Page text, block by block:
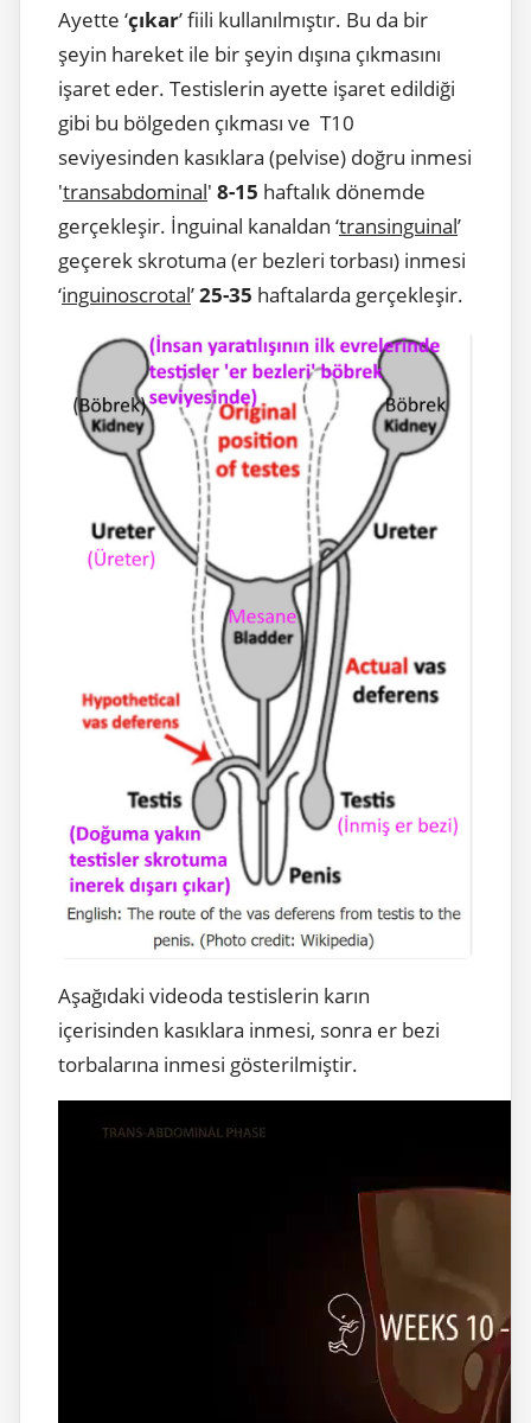
Ayette ‘çıkar’ fiili kullanılmıştır. Bu da bir
şeyin hareket ile bir şeyin dışına çıkmasını
işaret eder. Testislerin ayette işaret edildiği
gibi bu bölgeden çıkması ve T10
seviyesinden kasıklara (pelvise) doğru inmesi
'transabdominal' 8-15 haftalık dönemde
gerçekleşir. İnguinal kanaldan ‘transinguinal’
geçerek skrotuma (er bezleri torbası) inmesi
‘inguinoscrotal’25-35 haftalarda gerçekleşir.
Aşağıdaki videoda testislerin karın
içerisinden kasıklara inmesi, sonra er bezi
torbalarına inmesi gösterilmiştir.